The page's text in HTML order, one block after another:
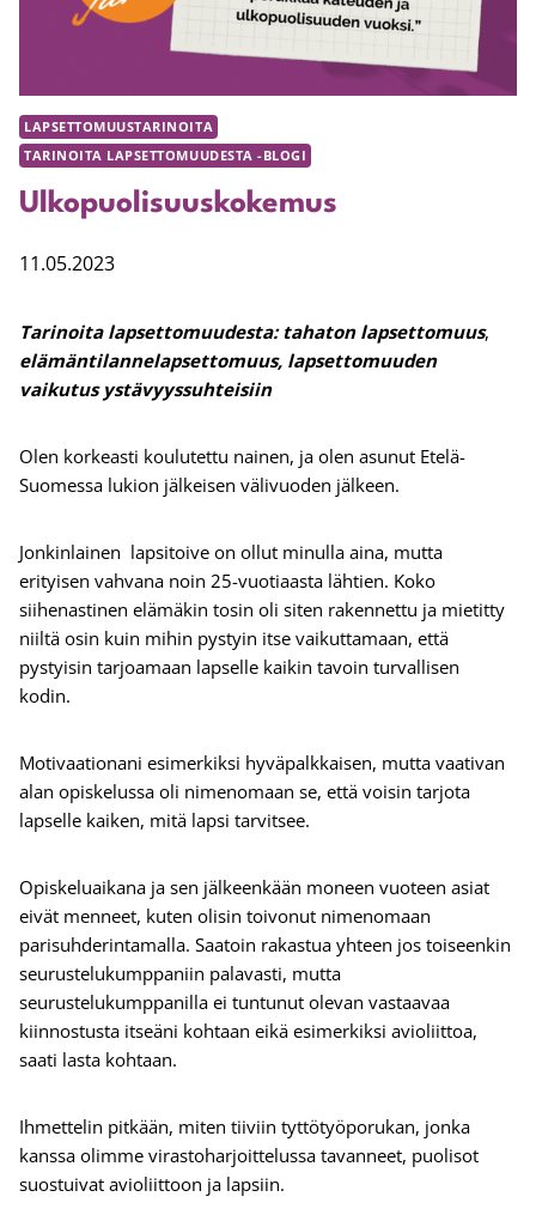
LAPSETTOMUUSTARINOITA
TARINOITA LAPSETTOMUUDESTA -BLOGI
Ulkopuolisuuskokemus
11.05.2023
Tarinoita lapsettomuudesta: tahaton lapsettomuus,
elämäntilannelapsettomuus, lapsettomuuden
vaikutus ystävyyssuhteisiin
Olen korkeasti koulutettu nainen, ja olen asunut Etelä-
Suomessa lukion jälkeisen välivuoden jälkeen.
Jonkinlainen lapsitoive on ollut minulla aina, mutta
erityisen vahvana noin 25-vuotiaasta lähtien. Koko
siihenastinen elämäkin tosin oli siten rakennettu ja mietitty
niiltä osin kuin mihin pystyin itse vaikuttamaan, että
pystyisin tarjoamaan lapselle kaikin tavoin turvallisen
kodin.
Motivaationani esimerkiksi hyväpalkkaisen, mutta vaativan
alan opiskelussa oli nimenomaan se, että voisin tarjota
lapselle kaiken, mitä lapsi tarvitsee.
Opiskeluaikana ja sen jälkeenkään moneen vuoteen asiat
eivät menneet, kuten olisin toivonut nimenomaan
parisuhderintamalla. Saatoin rakastua yhteen jos toiseenkin
seurustelukumppaniin palavasti, mutta
seurustelukumppanilla ei tuntunut olevan vastaavaa
kiinnostusta itseäni kohtaan eikä esimerkiksi avioliittoa,
saati lasta kohtaan.
Ihmettelin pitkään, miten tiiviin tyttötyöporukan, jonka
kanssa olimme virastoharjoittelussa tavanneet, puolisot
suostuivat avioliittoon ja lapsiin.